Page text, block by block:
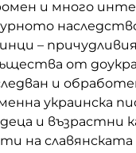
и много
–
от
и
украинска
и възрастни
на славянската